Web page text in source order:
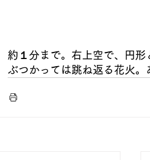
約１分まで。右上空で、円形
ぶつかっては跳ね返る花火。